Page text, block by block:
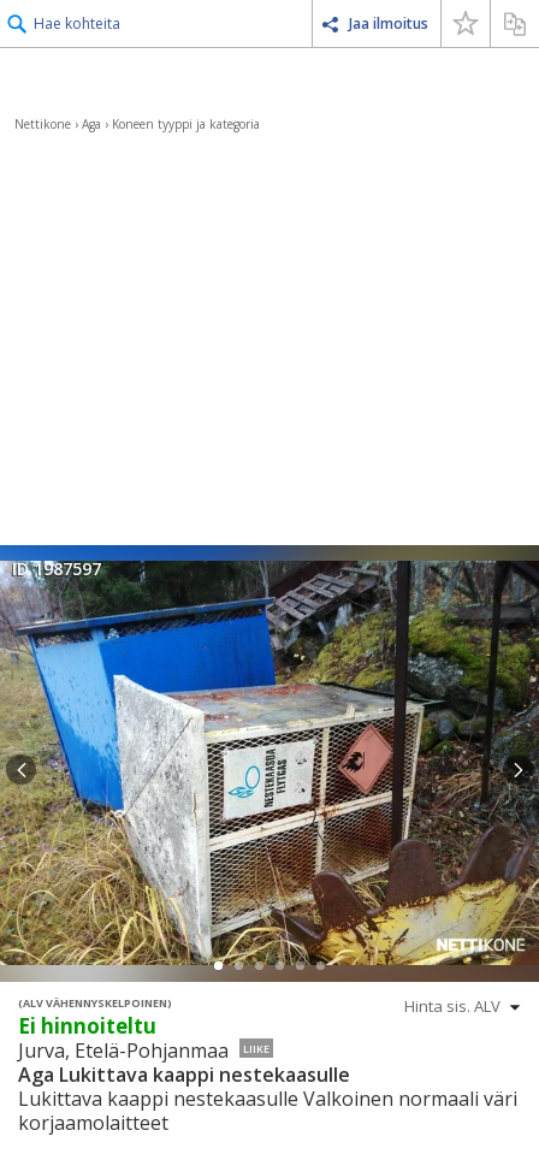
Hae kohteita Jaa ilmoitus
Nettikone › Aga › Koneen tyyppi ja kategoria
ID 1987597
(ALV VÄHENNYSKELPOINEN)
Ei hinnoiteltu
Jurva, Etelä-Pohjanmaa LIIKE
Aga Lukittava kaappi nestekaasulle
Lukittava kaappi nestekaasulle Valkoinen normaali väri
korjaamolaitteet